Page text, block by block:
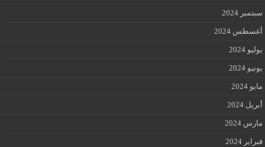
سبتمبر 2024
أغسطس 2024
يوليو 2024
يونيو 2024
مايو 2024
أبريل 2024
مارس 2024
فبراير 2024